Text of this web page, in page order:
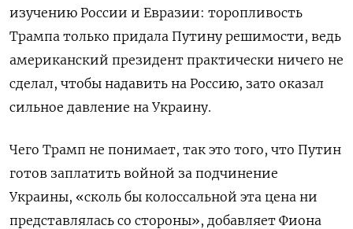
изучению России и Евразии: торопливость
Трампа только придала Путину решимости, ведь
американский президент практически ничего не
сделал, чтобы надавить на Россию, зато оказал
сильное давление на Украину.
Чего Трамп не понимает, так это того, что Путин
готов заплатить войной за подчинение
Украины, «сколь бы колоссальной эта цена ни
представлялась со стороны», добавляет Фиона